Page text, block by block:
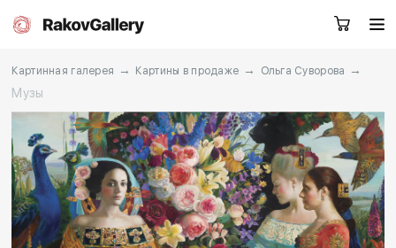
Екатеринбург
RU EN CN
Заказать звонок
Картинная галерея → Картины в продаже → Ольга Суворова
→
Музы